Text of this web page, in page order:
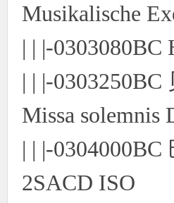
Musikalische
| | |-0303080BC
| | |-
Missa solemnis
| | |-
2SACD ISO